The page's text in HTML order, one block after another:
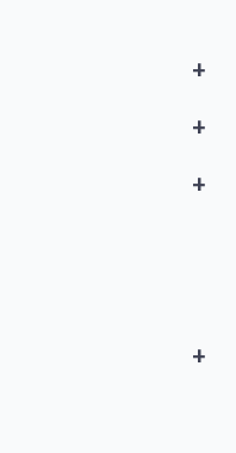
+
+
+
+